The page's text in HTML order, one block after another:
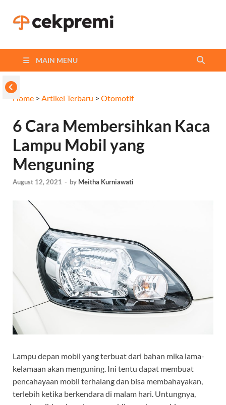
MAIN MENU
Home > Artikel Terbaru > Otomotif
6 Cara Membersihkan Kaca
Lampu Mobil yang
Menguning
August 12, 2021 - by Meitha Kurniawati
Lampu depan mobil yang terbuat dari bahan mika lama-
kelamaan akan menguning. Ini tentu dapat membuat
pencahayaan mobil terhalang dan bisa membahayakan,
terlebih ketika berkendara di malam hari. Untungnya,